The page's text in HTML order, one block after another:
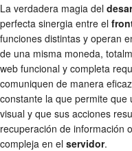
La verdadera magia del
perfecta sinergia entre el
funciones distintas y operan
de una misma moneda,
web funcional y completa
comuniquen de manera
constante la que permite
visual y que sus acciones
recuperación de información
compleja en el servidor.